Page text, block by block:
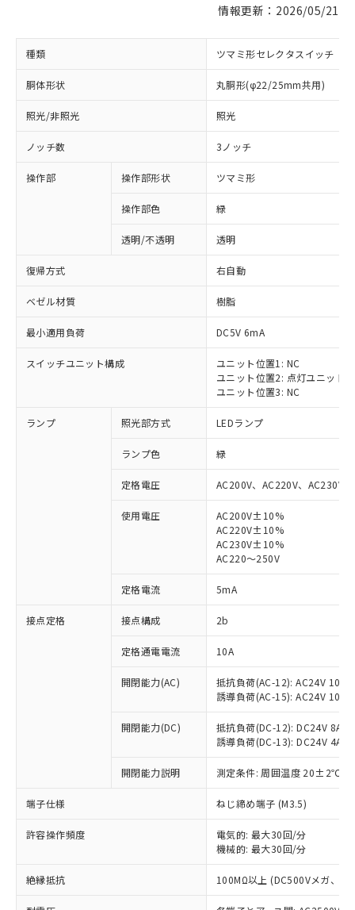
情報更新：2026/05/21
種類 ツマミ形セレクタスイッチ
胴体形状 丸胴形(φ22/25mm共用)
照光/非照光 照光
ノッチ数 3ノッチ
操作部 操作部形状 ツマミ形
操作部色 緑
透明/不透明 透明
復帰方式 右自動
ベゼル材質 樹脂
最小適用負荷 DC5V 6mA
スイッチユニット構成
ユニット位置1: NC
ユニット位置2: 点灯ユニット
ユニット位置3: NC
ランプ 照光部方式 LEDランプ
ランプ色 緑
定格電圧 AC200V、AC220V、AC230V
使用電圧
AC200V±10%
AC220V±10%
AC230V±10%
AC220～250V
定格電流 5mA
接点定格 接点構成 2b
定格通電電流 10A
開閉能力(AC)
抵抗負荷(AC-12): AC24V 10A/
誘導負荷(AC-15): AC24V
開閉能力(DC)
抵抗負荷(DC-12): DC24V 8A/
誘導負荷(DC-13): DC24V 4A/
開閉能力説明 測定条件: 周囲温度 20±2℃、
端子仕様 ねじ締め端子 (M3.5)
許容操作頻度
電気的: 最大30回/分
機械的: 最大30回/分
絶縁抵抗 100MΩ以上 (DC500Vメガ、点
以下の条件をお読みいただき、同意のうえ
本サービスは、当社制御機器事業取扱
商品の当社在庫状況および標準価格
(税抜)を提供させていただくもので
本サービスの対象外となる商品もある
ことをご了承ください。
在庫状況および標準価格照会結果は、
記載している更新日時点での社内デー
タに基づき作成されるものであり、閲
覧された時点での実際の在庫および標
対応済み：EU RoHS指令（10物質）の
非含有に対応した製品が提供可能な商品で
対応予定：EU RoHS指令（10物質）の非含
有に対応した製品に切り替える予定のある
対応予定なし：EU RoHS指令（10物質）の
非含有に非対応の商品で、対応品を出す予
調査・確認中：EU RoHS指令（10物質）の
非含有の対応状況を調査中または確認中の
非該当品：ライセンス料など無形物で、有
害物質有無と関係のない商品です。
仕入先様の事情により、非含有部品として
いたものが、含有品と判明した場合などや
むを得ず変更することがあります。
鉛(Pb) 1000ppm以下、 水銀(Hg) 1000ppm以下、 カド
六価クロム(Cr(Ⅵ)) 1000ppm以下、ポリ臭化ビフェニル
※1 中国RoHS○×表
「○」：最大均質材料含有率が中国RoHSの
基準値以下であることを示します。
「×」：最大均質材料含有率が中国RoHSの
基準値を超えていることを示します。
「－」：未確認です。当社販売部門へお問
*中国RoHS10物質の基準値 (GB/T26572)：
Pb(鉛) :1000ppm、 Hg(水銀) : 1000ppm、 Cd(カドミウ
当社は、これら貴社製品のうち、外国
為替および外国貿易法に定める商品
（以下｢規制貨物等」という）を輸出
または国外への提供する場合は、日本
国政府の輸出許可(または役務取引許
可)を取得するなどの必要な手続きを